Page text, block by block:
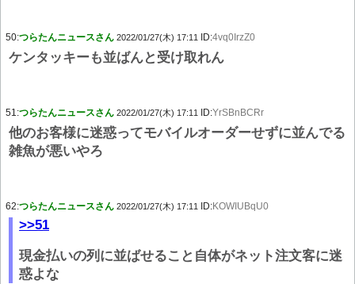
50:つらたんニュースさん 2022/01/27(木) 17:11 ID:4vq0IrzZ0
ケンタッキーも並ばんと受け取れん
51:つらたんニュースさん 2022/01/27(木) 17:11 ID:YrSBnBCRr
他のお客様に迷惑ってモバイルオーダーせずに並んでる
雑魚が悪いやろ
62:つらたんニュースさん 2022/01/27(木) 17:11 ID:KOWIUBqU0
>>51
現金払いの列に並ばせること自体がネット注文客に迷
惑よな